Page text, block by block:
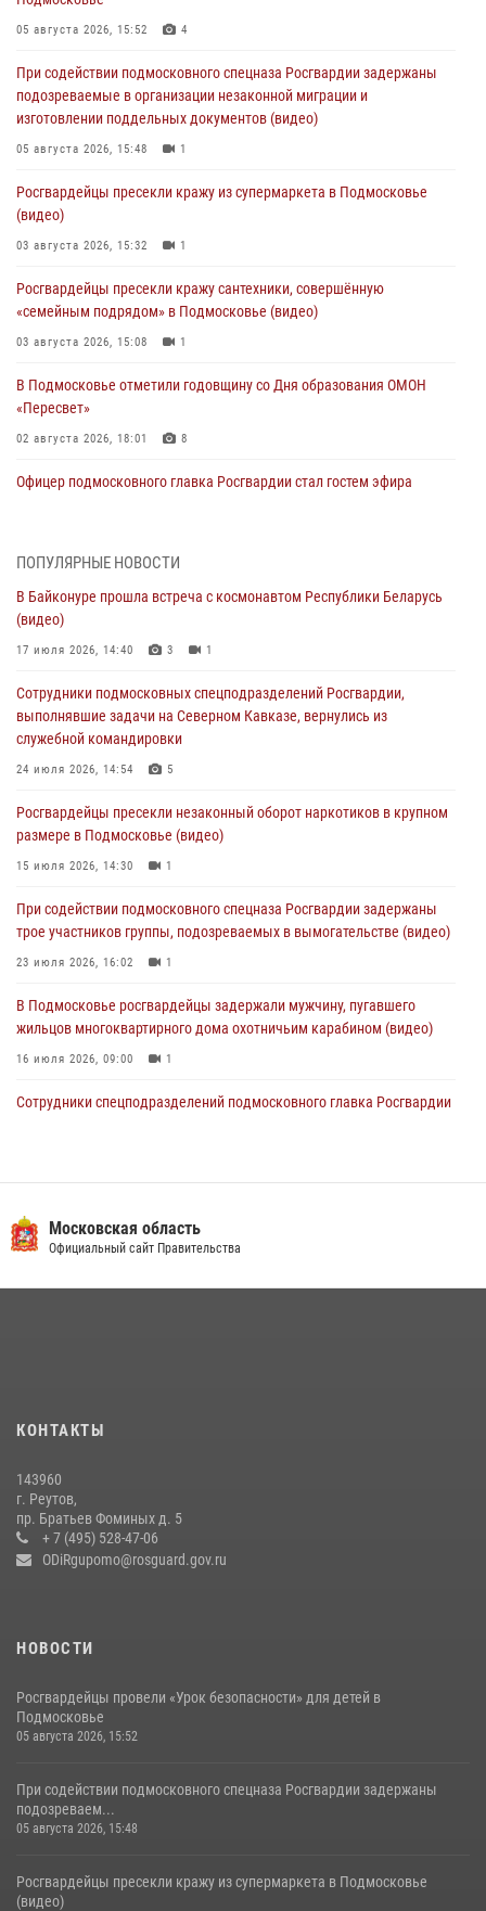
05 августа 2026, 15:52 4
При содействии подмосковного спецназа Росгвардии задержаны
подозреваемые в организации незаконной миграции и
изготовлении поддельных документов (видео)
05 августа 2026, 15:48 1
Росгвардейцы пресекли кражу из супермаркета в Подмосковье
(видео)
03 августа 2026, 15:32 1
Росгвардейцы пресекли кражу сантехники, совершённую
«семейным подрядом» в Подмосковье (видео)
03 августа 2026, 15:08 1
В Подмосковье отметили годовщину со Дня образования ОМОН
«Пересвет»
02 августа 2026, 18:01 8
Офицер подмосковного главка Росгвардии стал гостем эфира
крупную сумму в Подмосковье
31 июля 2026, 13:00
действиях в Подмосковье (видео)
31 июля 2026, 09:00
В Главном управлении Росгвардии по Московской области
образования региональной общественной организации ветеранов
войск правопорядка (видео)
30 июля 2026, 13:00 5
Росгвардейцы задержали нетрезвую автоледи в Подмосковье
30 июля 2026, 08:00 1
ПОПУЛЯРНЫЕ НОВОСТИ
В Байконуре прошла встреча с космонавтом Республики Беларусь
(видео)
17 июля 2026, 14:40 3 1
Сотрудники подмосковных спецподразделений Росгвардии,
выполнявшие задачи на Северном Кавказе, вернулись из
служебной командировки
24 июля 2026, 14:54 5
Росгвардейцы пресекли незаконный оборот наркотиков в крупном
размере в Подмосковье (видео)
15 июля 2026, 14:30 1
При содействии подмосковного спецназа Росгвардии задержаны
трое участников группы, подозреваемых в вымогательстве (видео)
23 июля 2026, 16:02 1
В Подмосковье росгвардейцы задержали мужчину, пугавшего
жильцов многоквартирного дома охотничьим карабином (видео)
16 июля 2026, 09:00 1
Сотрудники спецподразделений подмосковного главка Росгвардии
федеральном розыске (видео)
22 июля 2026, 14:15 1
18 июля 2026, 07:03
сотрудников спецподразделений в преодолении полосы
препятствий со стрельбой
14 июля 2026, 15:13
Московская область
Официальный сайт Правительства
КОНТАКТЫ
143960
г. Реутов,
пр. Братьев Фоминых д. 5
+ 7 (495) 528-47-06
ODiRgupomo@rosguard.gov.ru
НОВОСТИ
Росгвардейцы провели «Урок безопасности» для детей в
Подмосковье
05 августа 2026, 15:52
При содействии подмосковного спецназа Росгвардии задержаны
подозреваем...
05 августа 2026, 15:48
Росгвардейцы пресекли кражу из супермаркета в Подмосковье
(видео)